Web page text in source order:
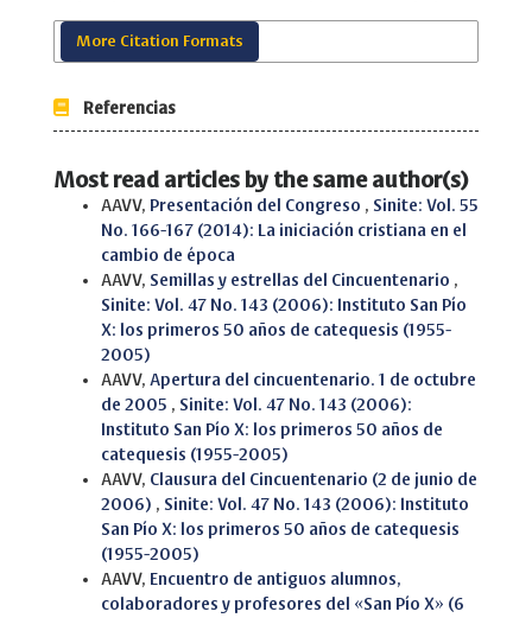
More Citation Formats
Referencias
Most read articles by the same author(s)
AAVV, Presentación del Congreso , Sinite: Vol. 55
No. 166-167 (2014): La iniciación cristiana en el
cambio de época
AAVV, Semillas y estrellas del Cincuentenario ,
Sinite: Vol. 47 No. 143 (2006): Instituto San Pío
X: los primeros 50 años de catequesis (1955-
2005)
AAVV, Apertura del cincuentenario. 1 de octubre
de 2005 , Sinite: Vol. 47 No. 143 (2006):
Instituto San Pío X: los primeros 50 años de
catequesis (1955-2005)
AAVV, Clausura del Cincuentenario (2 de junio de
2006) , Sinite: Vol. 47 No. 143 (2006): Instituto
San Pío X: los primeros 50 años de catequesis
(1955-2005)
AAVV, Encuentro de antiguos alumnos,
colaboradores y profesores del «San Pío X» (6